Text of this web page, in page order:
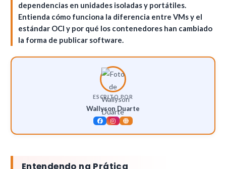
dependencias en unidades isoladas y portátiles.
Entienda cómo funciona la diferencia entre VMs y el
estándar OCI y por qué los contenedores han cambiado
la forma de publicar software.
ESCRITO POR
Wallyson Duarte
Entendendo na Prática